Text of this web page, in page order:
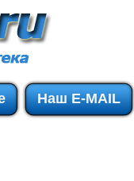
Наш E-MAIL